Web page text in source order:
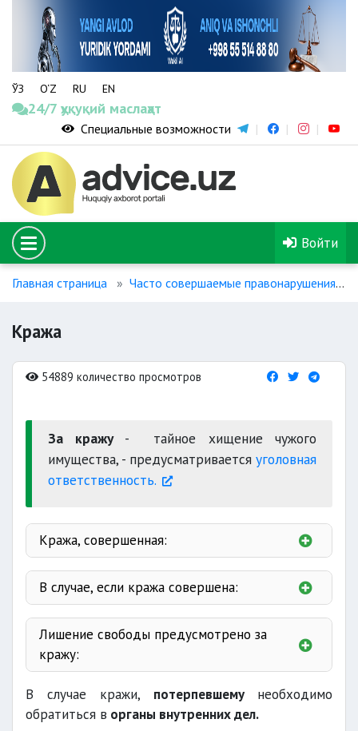
ЎЗ O‘Z RU EN
24/7 ҳуқуқий маслаҳат
Специальные возможности
Войти
Главная страница Часто совершаемые правонарушения
Кража
54889 количество просмотров
За кражу- тайное хищение чужого
имущества, - предусматривается уголовная
ответственность.
Кража, совершенная:
значительном
предварительному
наказывается
В случае, если кража совершена:
опасным рецидивистом
крупном
наказывается
Лишение свободы предусмотрено за
кражу:
особо опасным рецидивистом
организованной группой
В случае кражи, потерпевшему необходимо
обратиться в органы внутренних дел.